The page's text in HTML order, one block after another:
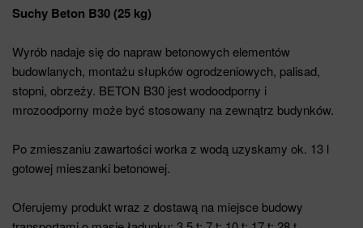
Suchy Beton B30 (25 kg)
Wyrób nadaje się do napraw betonowych elementów
budowlanych, montażu słupków ogrodzeniowych, palisad,
stopni, obrzeży. BETON B30 jest wodoodporny i
mrozoodporny może być stosowany na zewnątrz budynków.
Po zmieszaniu zawartości worka z wodą uzyskamy ok. 13 l
gotowej mieszanki betonowej.
Oferujemy produkt wraz z dostawą na miejsce budowy